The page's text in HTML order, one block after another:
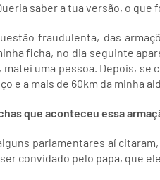
saber a tua versão, o que
fraudulenta, das
ficha, no dia seguinte
matei uma pessoa. Depois, se
e a mais de 60km da minha
que aconteceu essa
parlamentares aí
convidado pelo papa, que